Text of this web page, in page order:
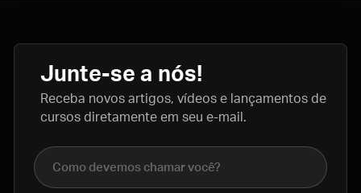
Junte-se a nós!
Receba novos artigos, vídeos e lançamentos de
cursos diretamente em seu e-mail.
Nome completo